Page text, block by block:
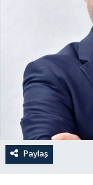
Paylaş